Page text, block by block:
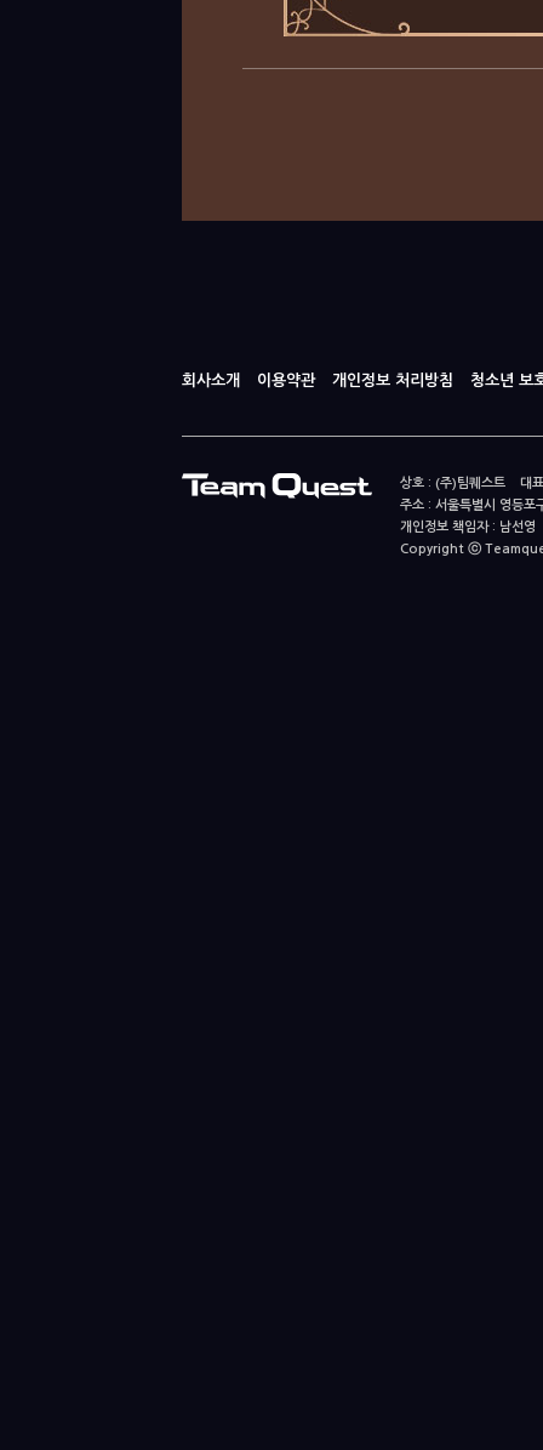
회사소개 이용약관 개인정보 처리방침 청소년 보
상호 : (주)팀퀘스트 대
주소 : 서울특별시 영등
개인정보 책임자 : 남
Copyright ⓒ